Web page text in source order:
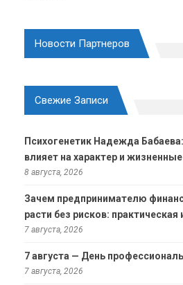
Новости Партнеров
Свежие Записи
Психогенетик Надежда
влияет на характер и
8 августа, 2026
Зачем предпринимателю
расти без рисков: практическая
7 августа, 2026
7 августа — День
7 августа, 2026